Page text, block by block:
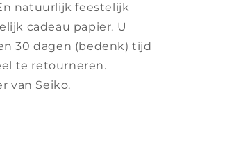
natuurlijk feestelijk
cadeau papier. U
30 dagen (bedenk) tijd
te retourneren.
van Seiko.